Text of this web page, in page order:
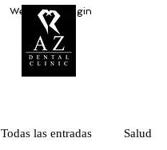
Webmaster Login
Todas las entradas Salud